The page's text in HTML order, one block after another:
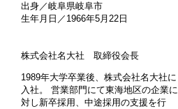
出身／岐阜県岐阜市
生年月日／1966年5月22日
株式会社名大社 取締役会長
1989年大学卒業後、株式会社名大社に
入社。 営業部門にて東海地区の企業に
対し新卒採用、中途採用の支援を行